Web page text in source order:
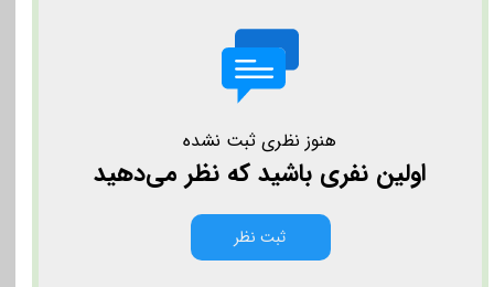
هنوز نظری ثبت نشده
اولین نفری باشید که نظر می‌دهید
ثبت نظر